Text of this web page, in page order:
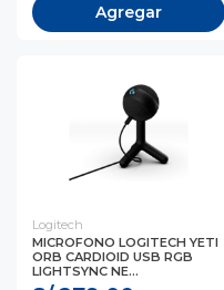
Agregar
Logitech
MICROFONO LOGITECH YETI
ORB CARDIOID USB RGB
LIGHTSYNC NE...